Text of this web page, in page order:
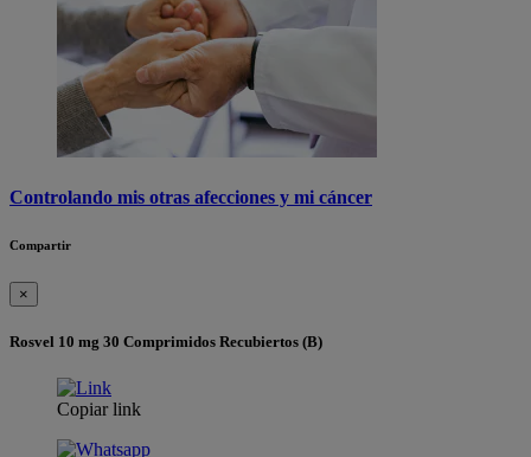
Controlando mis otras afecciones y mi cáncer
Compartir
×
Rosvel 10 mg 30 Comprimidos Recubiertos (B)
Copiar link